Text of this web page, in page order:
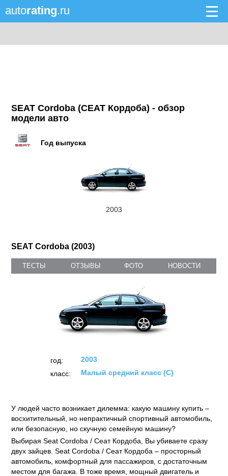
autorating.ru
SEAT Cordoba (СЕАТ Кордоба) - обзор
модели авто
Год выпуска
2003
SEAT Cordoba (2003)
ТЕСТЫ ОТЗЫВЫ ФОТО НОВОСТИ
год:
2003
класс:
Малый средний класс (C)
У людей часто возникает дилемма: какую машину купить –
восхитительный, но непрактичный спортивный автомобиль,
или безопасную, но скучную семейную машину?
Выбирая Seat Cordoba / Сеат Кордоба, Вы убиваете сразу
двух зайцев. Seat Cordoba / Сеат Кордоба – просторный
автомобиль, комфортный для пассажиров, с достаточным
местом для багажа. В тоже время, мощный двигатель и